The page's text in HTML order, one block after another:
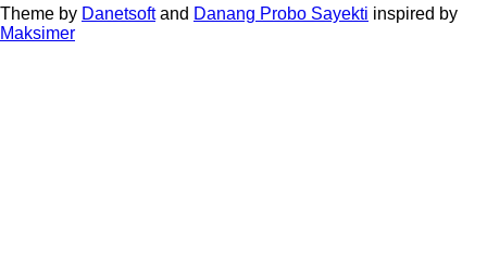
account
menu
Theme by Danetsoftand Danang Probo Sayekti inspired by
Maksimer